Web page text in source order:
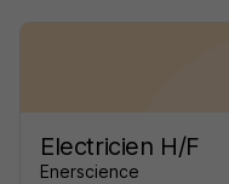
Electricien H/F
Enerscience